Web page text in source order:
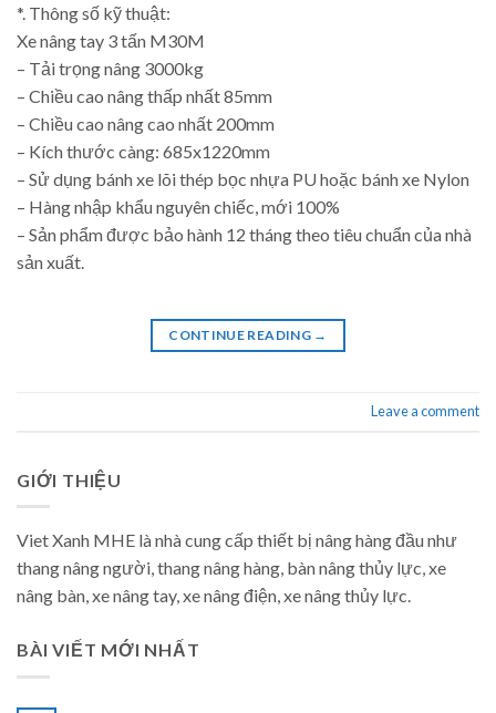
*. Thông số kỹ thuật:
Xe nâng tay 3 tấn M30M
– Tải trọng nâng 3000kg
– Chiều cao nâng thấp nhất 85mm
– Chiều cao nâng cao nhất 200mm
– Kích thước càng: 685x1220mm
– Sử dụng bánh xe lõi thép bọc nhựa PU hoặc bánh xe Nylon
– Hàng nhập khẩu nguyên chiếc, mới 100%
– Sản phẩm được bảo hành 12 tháng theo tiêu chuẩn của nhà
sản xuất.
CONTINUE READING →
Leave a comment
GIỚI THIỆU
Viet Xanh MHE là nhà cung cấp thiết bị nâng hàng đầu như
thang nâng người, thang nâng hàng, bàn nâng thủy lực, xe
nâng bàn, xe nâng tay, xe nâng điện, xe nâng thủy lực.
BÀI VIẾT MỚI NHẤT